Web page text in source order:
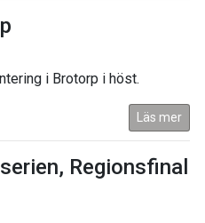
i Brotorp i höst.
Läs mer
Regionsfinal